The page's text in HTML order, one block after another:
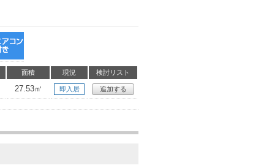
面積 現況 検討リスト
27.53㎡ 即入居 追加する